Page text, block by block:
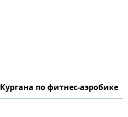
по фитнес-аэробике